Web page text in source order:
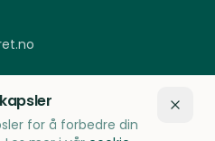
for å forbedre din